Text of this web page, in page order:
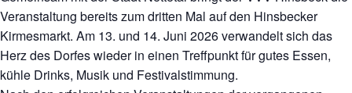
Veranstaltung bereits zum dritten Mal auf den Hinsbecker
Kirmesmarkt. Am 13. und 14. Juni 2026 verwandelt sich das
Herz des Dorfes wieder in einen Treffpunkt für gutes Essen,
kühle Drinks, Musik und Festivalstimmung.